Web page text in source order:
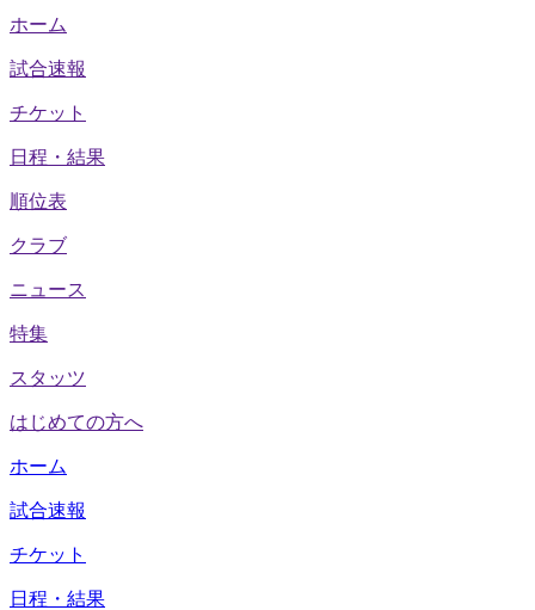
ホーム
試合速報
チケット
日程・結果
順位表
クラブ
ニュース
特集
スタッツ
はじめての方へ
ホーム
試合速報
チケット
日程・結果